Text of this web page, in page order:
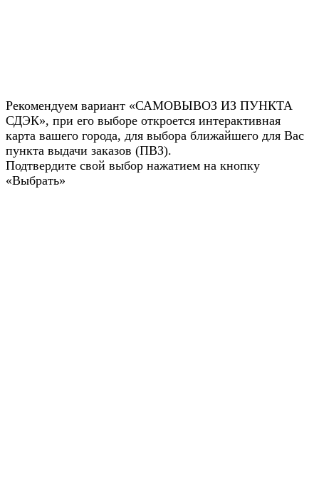
Рекомендуем вариант «САМОВЫВОЗ ИЗ ПУНКТА
СДЭК», при его выборе откроется интерактивная
карта вашего города, для выбора ближайшего для Вас
пункта выдачи заказов (ПВЗ).
Подтвердите свой выбор нажатием на кнопку
«Выбрать»